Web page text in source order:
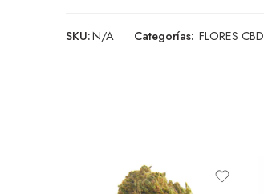
SKU:N/A Categorías: FLORES CBD
10 GR.